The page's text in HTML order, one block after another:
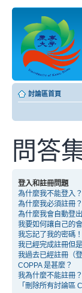
討論區首頁
問答
登入和註冊問題
為什麼我不能登入？
為什麼我必須註冊？
為什麼我會自動登
我要如何讓自己的
我忘記了我的密碼！
我已經完成註冊但
我過去已經註冊（
COPPA 是甚麼？
我為什麼不能註冊？
「刪除所有討論區